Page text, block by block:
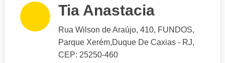
Tia Anastacia
Rua Wilson de Araújo, 410, FUNDOS,
Parque Xerém,Duque De Caxias - RJ,
CEP: 25250-460